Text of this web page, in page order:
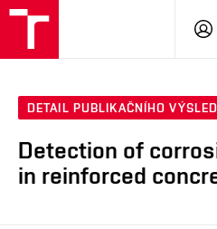
DETAIL PUBLIKAČNÍHO
Detection of
in reinforced